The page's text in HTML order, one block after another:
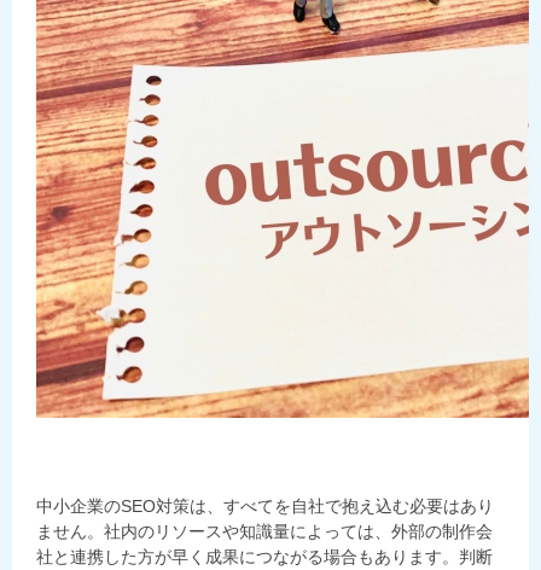
中小企業のSEO対策は、すべてを自社で抱え込む必要はあり
ません。社内のリソースや知識量によっては、外部の制作会
社と連携した方が早く成果につながる場合もあります。判断